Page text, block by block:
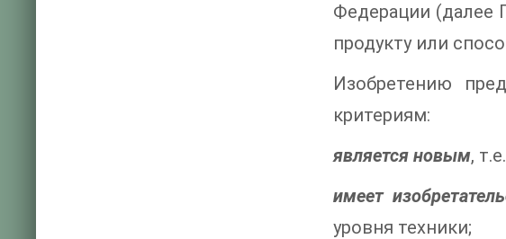
Федерации (далее
продукту или
Изобретению
критериям:
является новым,
имеет
уровня техники;